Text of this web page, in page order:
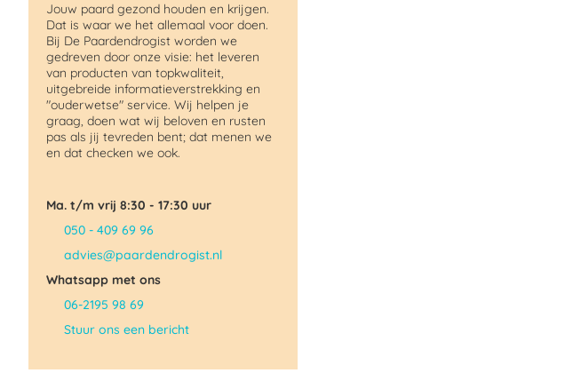
Jouw paard gezond houden en krijgen.
Dat is waar we het allemaal voor doen.
Bij De Paardendrogist worden we
gedreven door onze visie: het leveren
van producten van topkwaliteit,
uitgebreide informatieverstrekking en
"ouderwetse" service. Wij helpen je
graag, doen wat wij beloven en rusten
pas als jij tevreden bent; dat menen we
en dat checken we ook.
Ma. t/m vrij 8:30 - 17:30 uur
050 - 409 69 96
advies@paardendrogist.nl
Whatsapp met ons
06-2195 98 69
Stuur ons een bericht